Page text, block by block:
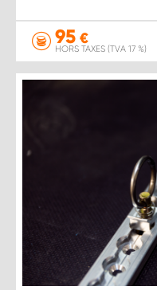
95 €
HORS TAXES (TVA 17 %)